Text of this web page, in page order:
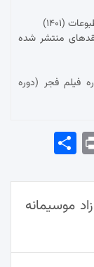
(۱۴۰۱)
منتشر شده
فیلم فجر (دوره
Pri
موسیمانه